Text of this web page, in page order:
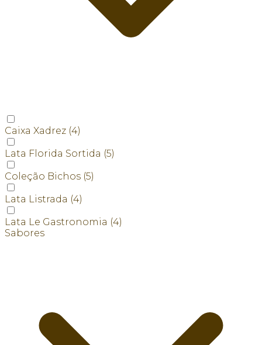
Caixa Xadrez (4)
Lata Florida Sortida (5)
Coleção Bichos (5)
Lata Listrada (4)
Lata Le Gastronomia (4)
Sabores